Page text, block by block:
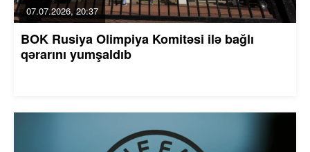
07.07.2026, 20:37
BOK Rusiya Olimpiya Komitəsi ilə bağlı
qərarını yumşaldıb